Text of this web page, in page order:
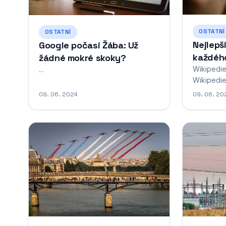
OSTATNÍ
Google počasí Žába: Už
žádné mokré skoky?
...
09. 06. 2024
OSTATNÍ
kdokoli s
Obsahuje
říjnu
snaží...
09. 06.